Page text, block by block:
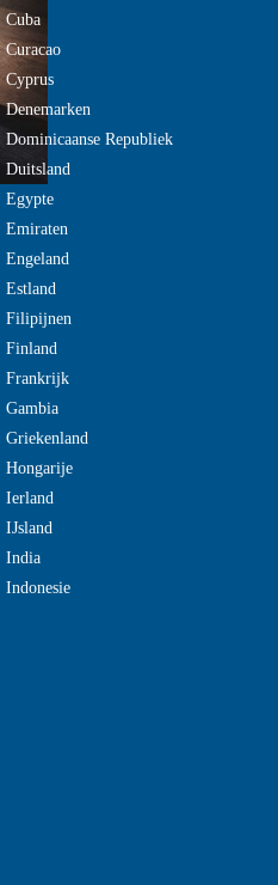
Cuba
Curacao
Cyprus
Denemarken
Dominicaanse Republiek
Duitsland
Egypte
Emiraten
Engeland
Estland
Filipijnen
Finland
Frankrijk
Gambia
Griekenland
Hongarije
Ierland
IJsland
India
Indonesie